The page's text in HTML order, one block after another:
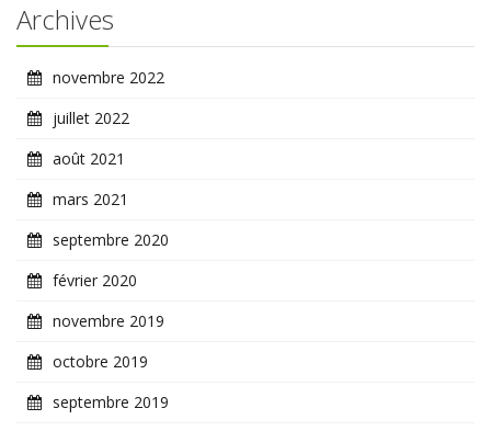
Archives
novembre 2022
juillet 2022
août 2021
mars 2021
septembre 2020
février 2020
novembre 2019
octobre 2019
septembre 2019